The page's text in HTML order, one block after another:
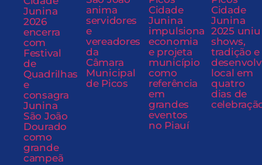
Junina
2026
encerra
com
Festival
de
Quadrilhas
e
consagra
Junina
São João
Dourado
como
grande
campeã
anima
servidores
e
vereadores
da
Câmara
Municipal
de Picos
Cidade
Junina
impulsiona
economia
e projeta
município
como
referência
em
grandes
eventos
no Piauí
Cidade
Junina
2025 uniu
shows,
tradição e
local em
quatro
dias de